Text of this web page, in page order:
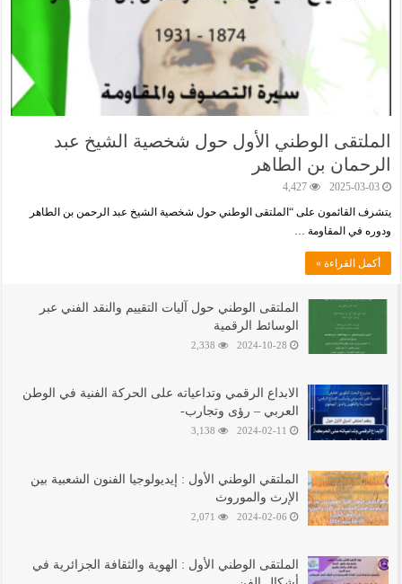
الملتقى الوطني اﻷول حول شخصية الشيخ عبد
الرحمان بن الطاهر
2025-03-03
4,427
يتشرف القائمون على “الملتقى الوطني حول شخصية الشيخ عبد الرحمن بن الطاهر
ودوره في المقاومة …
أكمل القراءة »
الملتقى الوطني حول آليات التقييم والنقد الفني عبر
الوسائط الرقمية
2024-10-28
2,338
الابداع الرقمي وتداعياته على الحركة الفنية في الوطن
العربي – رؤى وتجارب-
2024-02-11
3,138
الملتقي الوطني الأول : إيديولوجيا الفنون الشعبية بين
الإرث والموروث
2024-02-06
2,071
الملتقى الوطني اﻷول : الهوية والثقافة الجزائرية في